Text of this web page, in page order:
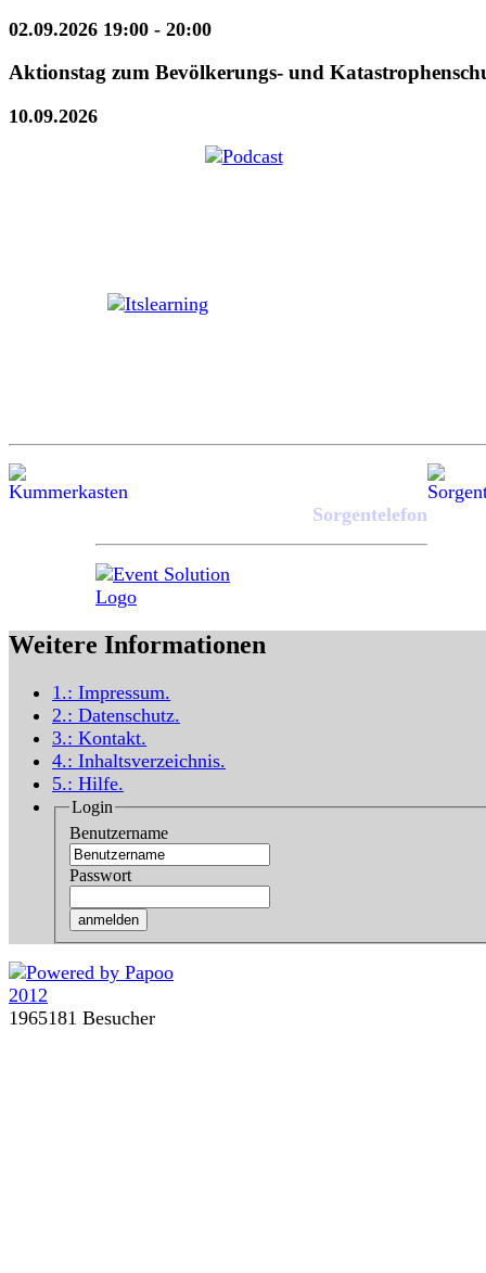
02.09.2026 19:00 - 20:00
Aktionstag zum Bevölkerungs- und
10.09.2026
Sorgentelefon
Weitere Informationen
1.: Impressum.
2.: Datenschutz.
3.: Kontakt.
4.: Inhaltsverzeichnis.
5.: Hilfe.
Login
Benutzername
Passwort
1965181 Besucher